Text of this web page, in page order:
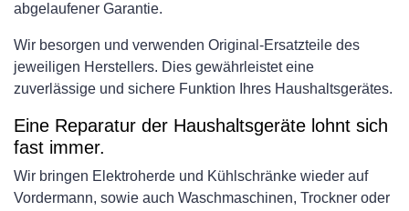
abgelaufener Garantie.
Wir besorgen und verwenden Original-Ersatzteile des
jeweiligen Herstellers. Dies gewährleistet eine
zuverlässige und sichere Funktion Ihres Haushaltsgerätes.
Eine Reparatur der Haushaltsgeräte lohnt sich
fast immer.
Wir bringen Elektroherde und Kühlschränke wieder auf
Vordermann, sowie auch Waschmaschinen, Trockner oder